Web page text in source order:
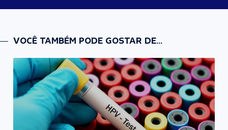
VOCÊ TAMBÉM PODE GOSTAR DE...